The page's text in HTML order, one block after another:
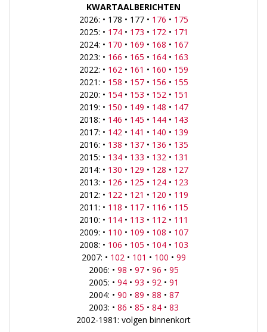
KWARTAALBERICHTEN
2026: • 178 • 177 • 176 • 175
2025: • 174• 173 • 172• 171
2024: • 170 • 169 • 168 • 167
2023: • 166 • 165 • 164• 163
2022: • 162• 161 • 160 • 159
2021: • 158 • 157• 156 • 155
2020: • 154• 153 • 152• 151
2019: • 150 • 149 • 148 • 147
2018: • 146 • 145 • 144• 143
2017: • 142• 141 • 140 • 139
2016: • 138 • 137• 136 • 135
2015: • 134• 133 • 132• 131
2014: • 130 • 129 • 128 • 127
2013: • 126 • 125 • 124• 123
2012: • 122• 121 • 120 • 119
2011: • 118 • 117• 116 • 115
2010: • 114• 113 • 112• 111
2009: • 110 • 109 • 108 • 107
2008: • 106 • 105 • 104• 103
2007: • 102• 101 • 100 • 99
2006: • 98 • 97• 96 • 95
2005: • 94• 93 • 92• 91
2004: • 90 • 89 • 88 • 87
2003: • 86 • 85 • 84• 83
2002-1981: volgen binnenkort